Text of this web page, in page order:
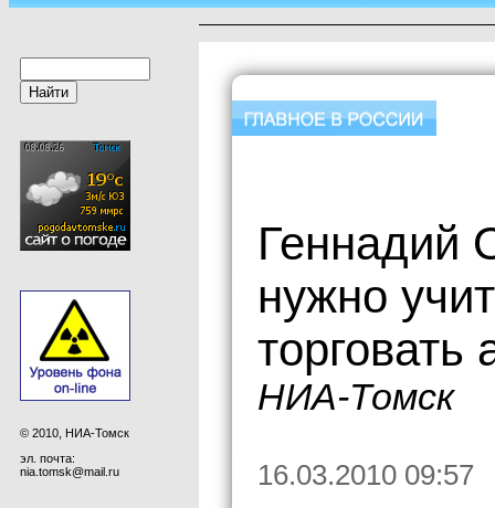
© 2010, НИА-Томск
эл. почта:
nia.tomsk@mail.ru
Геннадий
нужно
торговать
НИА-Томск
16.03.2010 09:57